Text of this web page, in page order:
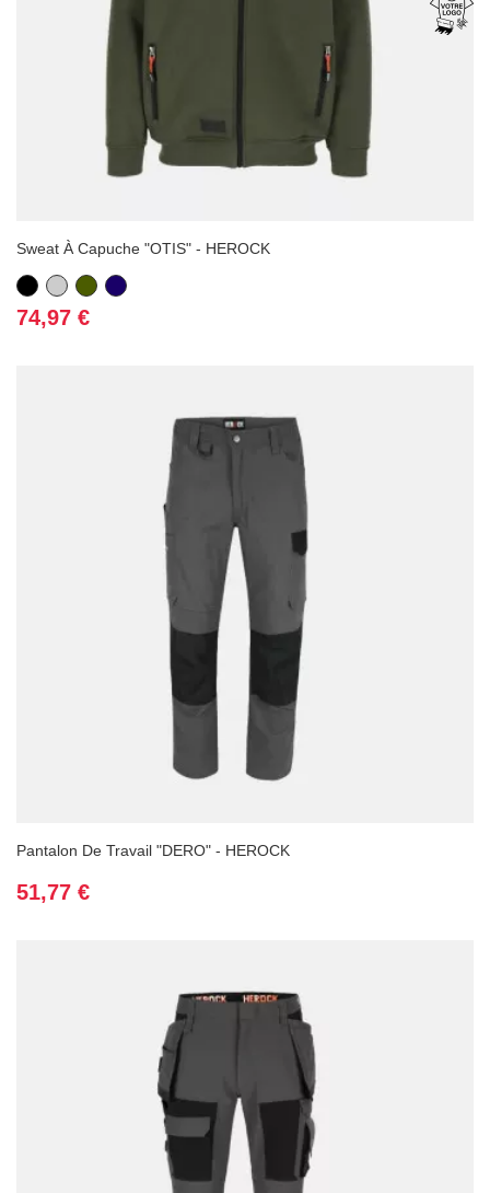
Sweat À Capuche "OTIS" - HEROCK
Noir Gris Vert
Kaki
Bleu
Prix
74,97 €
Pantalon De Travail "DERO" - HEROCK
Prix
51,77 €